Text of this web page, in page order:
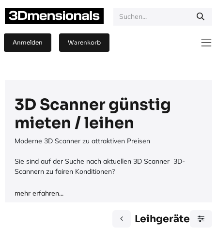
Anmelden Warenkorb
3D Scanner günstig
mieten / leihen
Moderne 3D Scanner zu attraktiven Preisen
Sie sind auf der Suche nach aktuellen 3D Scanner 3D-
Scannern zu fairen Konditionen?
mehr erfahren...
Leihgeräte